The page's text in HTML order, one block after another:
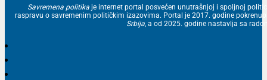
Savremena politika je internet portal posvećen unutrašnjoj i spoljnoj
raspravu o savremenim političkim izazovima. Portal je 2017. godine
Srbija, a od 2025. godine nastavlja sa